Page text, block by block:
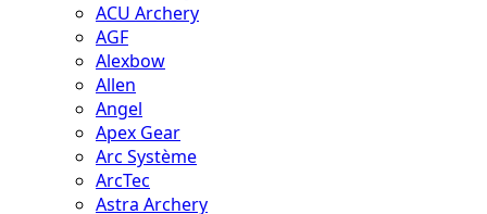
ACU Archery
AGF
Alexbow
Allen
Angel
Apex Gear
Arc Système
ArcTec
Astra Archery